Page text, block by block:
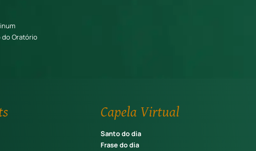
Oratório
Capela Virtual
Santo do dia
Frase do dia